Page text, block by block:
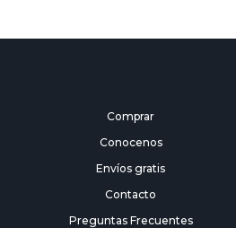
Comprar
Conocenos
Envíos gratis
Contacto
Preguntas Frecuentes